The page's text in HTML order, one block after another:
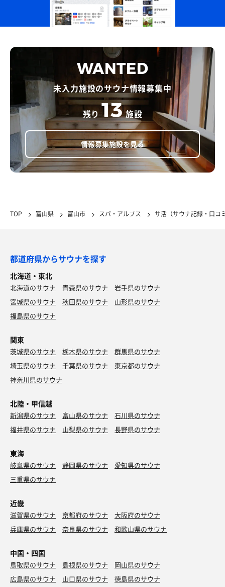
WANTED
未入力施設のサウナ情報募集中
残り 13 施設
情報募集施設を見る
TOP 富山県 富山市 スパ・アルプス サ活（サウナ記録・口コ
都道府県からサウナを探す
北海道・東北
北海道のサウナ 青森県のサウナ
岩手県のサウナ
宮城県のサウナ
秋田県のサウナ
山形県のサウナ
福島県のサウナ
関東
茨城県のサウナ 栃木県のサウナ
群馬県のサウナ
埼玉県のサウナ
千葉県のサウナ
東京都のサウナ
神奈川県のサウナ
北陸・甲信越
新潟県のサウナ 富山県のサウナ
石川県のサウナ
福井県のサウナ
山梨県のサウナ 長野県のサウナ
東海
岐阜県のサウナ 静岡県のサウナ
愛知県のサウナ
三重県のサウナ
近畿
滋賀県のサウナ 京都府のサウナ
大阪府のサウナ
兵庫県のサウナ
奈良県のサウナ 和歌山県のサウナ
中国・四国
鳥取県のサウナ 島根県のサウナ
岡山県のサウナ
広島県のサウナ
山口県のサウナ
徳島県のサウナ